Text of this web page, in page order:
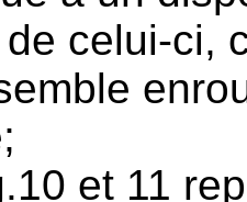
celui-ci,
et 11